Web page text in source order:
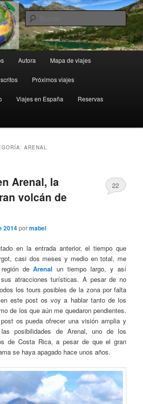
el Mundo
Autora Mapa de viajes
Próximos viajes
Viajes en España Reservas
ARENAL
Arenal, la
volcán de
2014pormabel
22
en la entrada anterior, el tiempo que
casi dos meses y medio en total, me
deArenal un tiempo largo, y así
atracciones turísticas. A pesar de no
los tours posibles de la zona por falta
este post os voy a hablar tanto de los
de los que aún me quedaron pendientes.
os pueda ofrecer una visión amplia y
posibilidades de Arenal, uno de los
de Costa Rica, a pesar de que el gran
se haya apagado hace unos años.